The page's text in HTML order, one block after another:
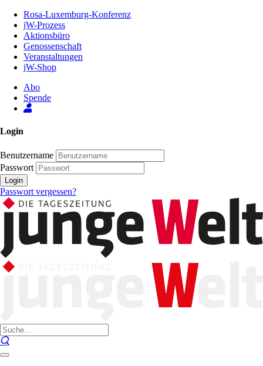
Inhalt
Seite
Rosa-Luxemburg-Konferenz
jW-Prozess
Aktionsbüro
Genossenschaft
Veranstaltungen
jW-Shop
Abo
Spende
Login
Benutzername
Passwort
Login
Passwort vergessen?